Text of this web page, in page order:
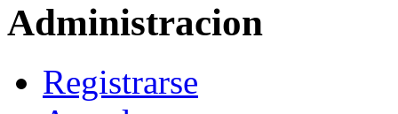
Administracion
Registrarse